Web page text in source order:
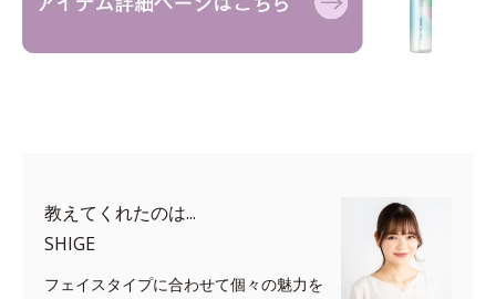
教えてくれたのは...
SHIGE
フェイスタイプに合わせて個々の魅力を